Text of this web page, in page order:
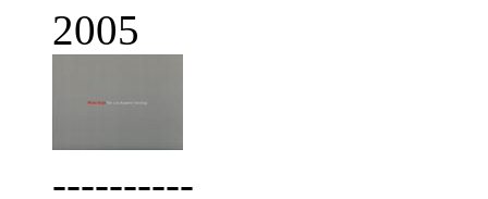
2005
----------